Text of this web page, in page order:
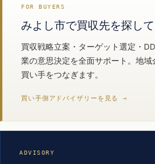
FOR BUYERS
みよし市で買収先を探し
買収戦略立案・ターゲット選定・
業の意思決定を全面サポート。地域
買い手をつなぎます。
買い手側アドバイザリーを見る →
ADVISORY